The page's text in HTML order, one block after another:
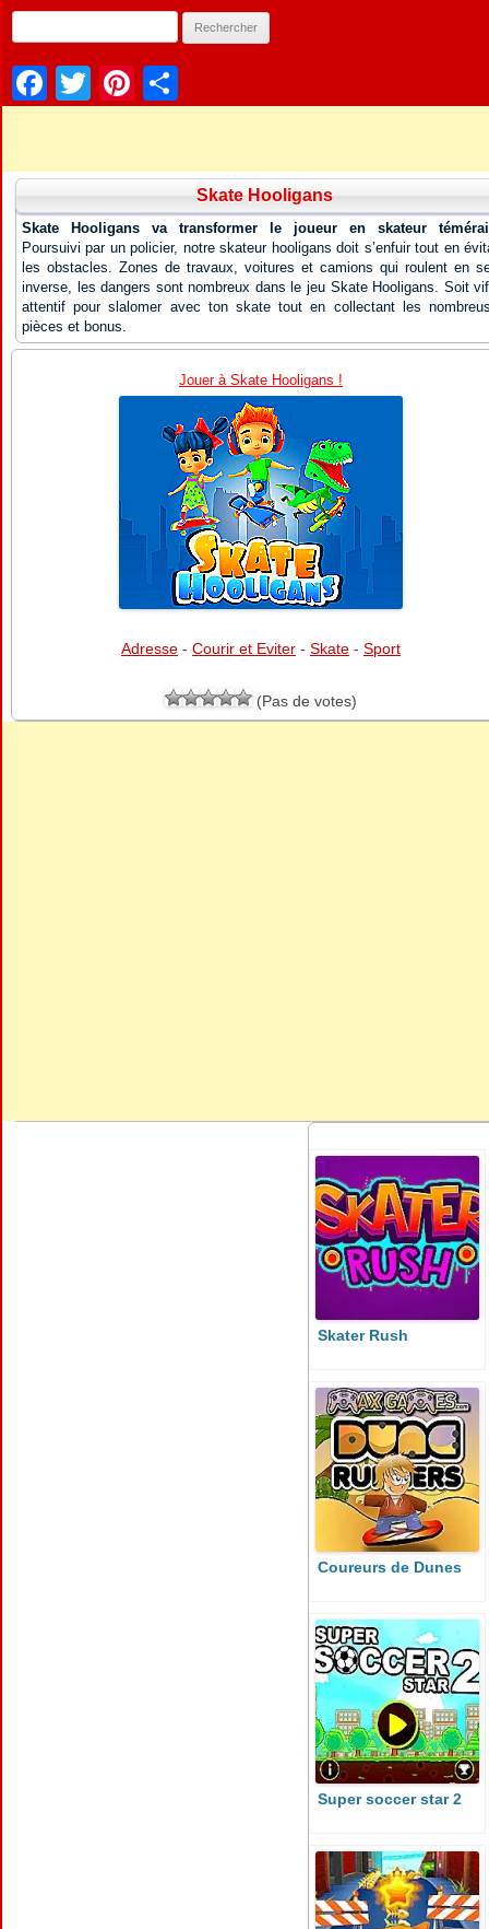
Facebook
TwitterPinterest
Skate Hooligans
Skate Hooligans va transformer le joueur en skateur
Poursuivi par un policier, notre skateur hooligans doit s’enfuir tout en
les obstacles. Zones de travaux, voitures et camions qui roulent en
inverse, les dangers sont nombreux dans le jeu Skate Hooligans. Soit
attentif pour slalomer avec ton skate tout en collectant les
pièces et bonus.
Jouer à Skate Hooligans !
Adresse - Courir et Eviter - Skate - Sport
(Pas de votes)
Skater Rush
Coureurs de Dunes
Super soccer star 2